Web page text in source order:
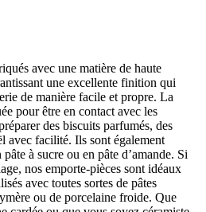
avec une matière de haute
une excellente finition qui
de manière facile et propre. La
pour être en contact avec les
des biscuits parfumés, des
avec facilité. Ils sont également
à sucre ou en pâte d’amande. Si
nos emporte-pièces sont idéaux
avec toutes sortes de pâtes
ou de porcelaine froide. Que